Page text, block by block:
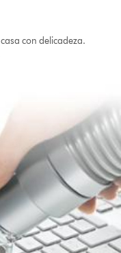
con delicadeza.